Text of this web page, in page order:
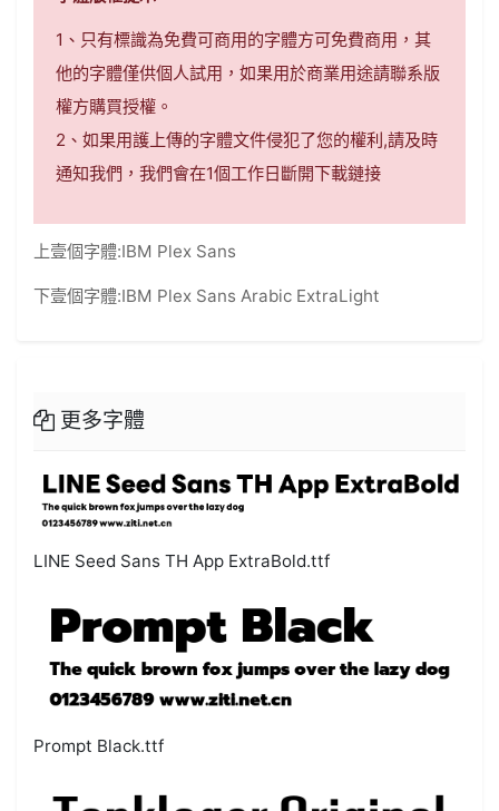
1、只有標識為免費可商用的字體方可免費商用，其
他的字體僅供個人試用，如果用於商業用途請聯系版
權方購買授權。
2、如果用護上傳的字體文件侵犯了您的權利,請及時
通知我們，我們會在1個工作日斷開下載鏈接
上壹個字體:IBM Plex Sans
下壹個字體:IBM Plex Sans Arabic ExtraLight
更多字體
LINE Seed Sans TH App ExtraBold.ttf
Prompt Black.ttf